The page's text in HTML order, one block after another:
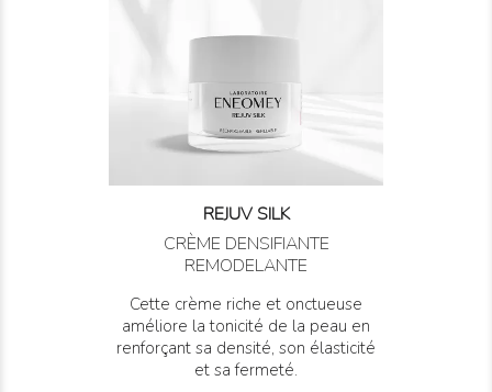
REJUV SILK
CRÈME DENSIFIANTE
REMODELANTE
Cette crème riche et onctueuse
améliore la tonicité de la peau en
renforçant sa densité, son élasticité
et sa fermeté.